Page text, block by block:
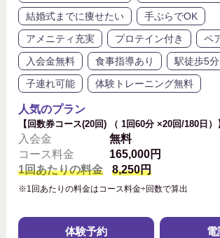
結婚式までに痩せたい
手ぶらでOK
アメニティ充実
プロテイン付き
ペ
入会金無料
食事指導あり
駅徒歩5
子連れ可能
体験トレーニング無料
人気のプラン
【回数券コース(20回) （ 1回60分 ×20回/180日）
入会金
無料
コース料金
165,000円
1回あたりの料金
8,250円
※1回あたりの料金はコース料金÷回数で算出
体験予約 電